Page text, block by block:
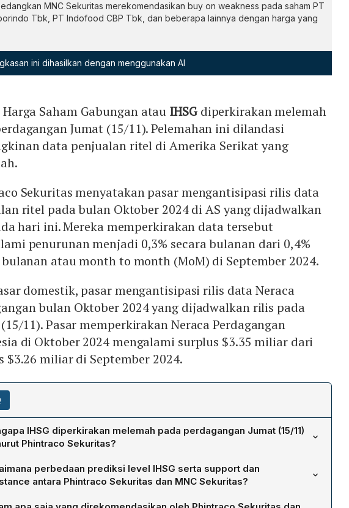
MNC Sekuritas merekomendasikan buy on weakness pada saham PT
Tbk, PT Indofood CBP Tbk, dan beberapa lainnya dengan harga yang
ini dihasilkan dengan menggunakan AI
Saham Gabungan atau IHSGdiperkirakan melemah
Jumat (15/11). Pelemahan ini dilandasi
data penjualan ritel di Amerika Serikat yang
Sekuritas menyatakan pasar mengantisipasi rilis data
ritel pada bulan Oktober 2024 di AS yang dijadwalkan
hari ini. Mereka memperkirakan data tersebut
penurunan menjadi 0,3% secara bulanan dari 0,4%
bulanan atau month to month (MoM) di September 2024.
domestik, pasar mengantisipasi rilis data Neraca
bulan Oktober 2024 yang dijadwalkan rilis pada
11). Pasar memperkirakan Neraca Perdagangan
di Oktober 2024 mengalami surplus $3.35 miliar dari
$3.26 miliar di September 2024.
IHSG diperkirakan melemah pada perdagangan Jumat (15/11)
Phintraco Sekuritas?
Sekuritas mengaitkan potensi pelemahan IHSG dengan ekspektasi data
ritel Amerika Serikat yang diproyeksikan melambat. Pihak riset
rendah dibandingkan 0,4% MoM pada September. Penurunan konsumsi di
perbedaan prediksi level IHSG serta support dan
antara Phintraco Sekuritas dan MNC Sekuritas?
Sekuritas menilai IHSG berpotensi beroperasi di sekitar 7.200 pada hari